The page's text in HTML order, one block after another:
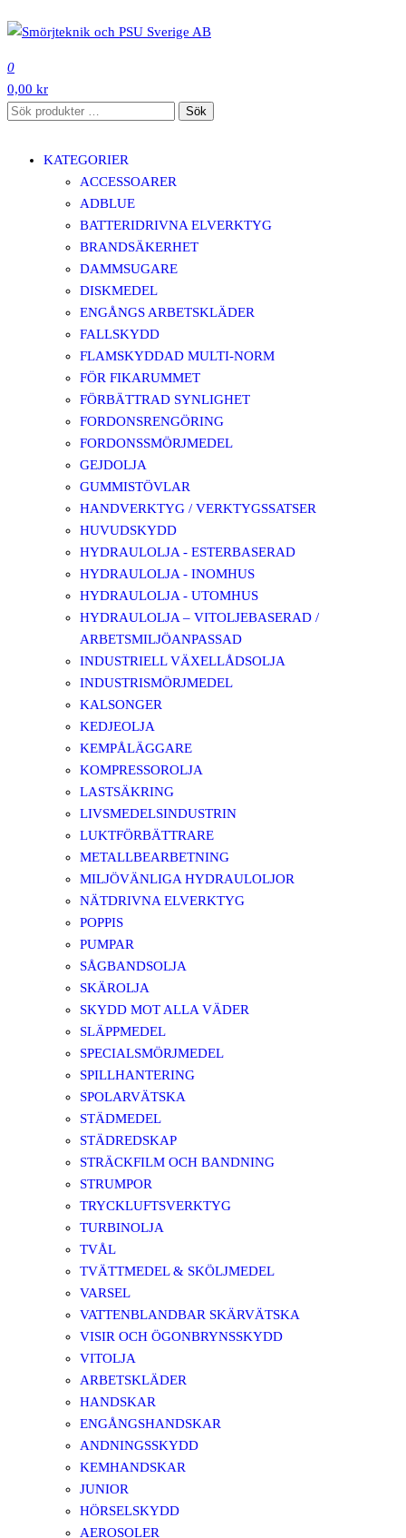
till
innehåll
0
0,00 kr
Sök
Sök
KATEGORIER
ACCESSOARER
ADBLUE
BATTERIDRIVNA ELVERKTYG
BRANDSÄKERHET
DAMMSUGARE
DISKMEDEL
ENGÅNGS ARBETSKLÄDER
FALLSKYDD
FLAMSKYDDAD MULTI-NORM
FÖR FIKARUMMET
FÖRBÄTTRAD SYNLIGHET
FORDONSRENGÖRING
FORDONSSMÖRJMEDEL
GEJDOLJA
GUMMISTÖVLAR
HANDVERKTYG / VERKTYGSSATSER
HUVUDSKYDD
HYDRAULOLJA - ESTERBASERAD
HYDRAULOLJA - INOMHUS
HYDRAULOLJA - UTOMHUS
HYDRAULOLJA – VITOLJEBASERAD /
ARBETSMILJÖANPASSAD
INDUSTRIELL VÄXELLÅDSOLJA
INDUSTRISMÖRJMEDEL
KALSONGER
KEDJEOLJA
KEMPÅLÄGGARE
KOMPRESSOROLJA
LASTSÄKRING
LIVSMEDELSINDUSTRIN
LUKTFÖRBÄTTRARE
METALLBEARBETNING
MILJÖVÄNLIGA HYDRAULOLJOR
NÄTDRIVNA ELVERKTYG
POPPIS
PUMPAR
SÅGBANDSOLJA
SKÄROLJA
SKYDD MOT ALLA VÄDER
SLÄPPMEDEL
SPECIALSMÖRJMEDEL
SPILLHANTERING
SPOLARVÄTSKA
STÄDMEDEL
STÄDREDSKAP
STRÄCKFILM OCH BANDNING
STRUMPOR
TRYCKLUFTSVERKTYG
TURBINOLJA
TVÅL
TVÄTTMEDEL & SKÖLJMEDEL
VARSEL
VATTENBLANDBAR SKÄRVÄTSKA
VISIR OCH ÖGONBRYNSSKYDD
VITOLJA
ARBETSKLÄDER
HANDSKAR
ENGÅNGSHANDSKAR
ANDNINGSSKYDD
KEMHANDSKAR
JUNIOR
HÖRSELSKYDD
AEROSOLER